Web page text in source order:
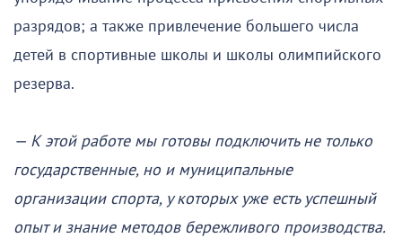
разрядов; а также привлечение большего числа
детей в спортивные школы и школы олимпийского
резерва.
— К этой работе мы готовы подключить не только
государственные, но и муниципальные
организации спорта, у которых уже есть успешный
опыт и знание методов бережливого производства.